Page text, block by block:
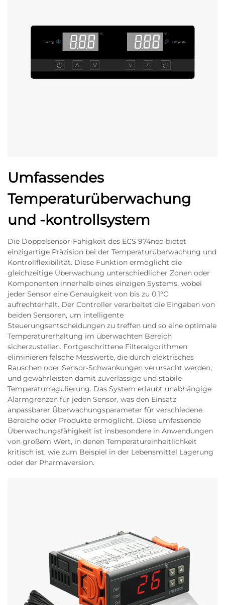
Umfassendes
Temperaturüberwachung
und -kontrollsystem
Die Doppelsensor-Fähigkeit des ECS 974neo bietet
einzigartige Präzision bei der Temperaturüberwachung und
Kontrollflexibilität. Diese Funktion ermöglicht die
gleichzeitige Überwachung unterschiedlicher Zonen oder
Komponenten innerhalb eines einzigen Systems, wobei
jeder Sensor eine Genauigkeit von bis zu 0,1°C
aufrechterhält. Der Controller verarbeitet die Eingaben von
beiden Sensoren, um intelligente
Steuerungsentscheidungen zu treffen und so eine optimale
Temperaturerhaltung im überwachten Bereich
sicherzustellen. Fortgeschrittene Filteralgorithmen
eliminieren falsche Messwerte, die durch elektrisches
Rauschen oder Sensor-Schwankungen verursacht werden,
und gewährleisten damit zuverlässige und stabile
Temperaturregulierung. Das System erlaubt unabhängige
Alarmgrenzen für jeden Sensor, was den Einsatz
anpassbarer Überwachungsparameter für verschiedene
Bereiche oder Produkte ermöglicht. Diese umfassende
Überwachungsfähigkeit ist insbesondere in Anwendungen
von großem Wert, in denen Temperatureinheitlichkeit
kritisch ist, wie zum Beispiel in der Lebensmittel Lagerung
oder der Pharmaversion.